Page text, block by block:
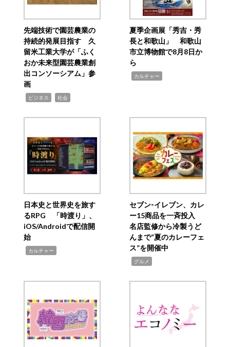
先端技術で園芸農業の
持続的発展目指す 久
留米工業大学が「ふく
おか未来型園芸農業創
出コンソーシアム」参
画
ビジネス 社会
夏季企画展「秀吉・秀
長と和歌山」 和歌山
市立博物館で8月8日か
ら
カルチャー
日本史と世界史を旅す
るRPG 「時渡り」、
iOS/Androidで配信開
始
カルチャー
セブン‐イレブン、カレ
ー15商品を一斉投入
名店監修から冷製うど
んまで“夏のカレーフェ
ス”を開催中
グルメ